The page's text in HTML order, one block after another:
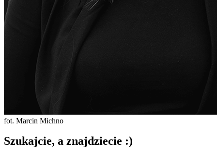
fot. Marcin Michno
Szukajcie, a znajdziecie :)